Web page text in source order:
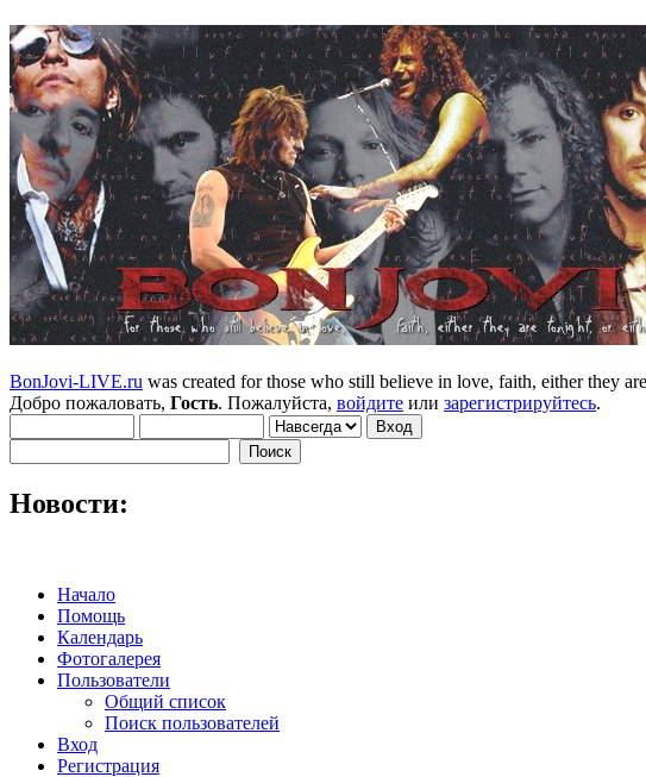
BonJovi-LIVE.ru was created for those who still believe in love, faith, either they
Добро пожаловать, Гость. Пожалуйста, войдите или зарегистрируйтесь.
Новости:
Начало
Помощь
Календарь
Фотогалерея
Пользователи
Общий список
Поиск пользователей
Вход
Регистрация